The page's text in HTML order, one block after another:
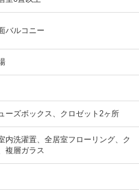
バルコニー
ーズボックス、クロゼット2ヶ所
内洗濯置、全居室フローリング、ク
複層ガラス